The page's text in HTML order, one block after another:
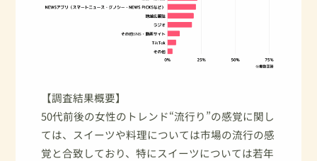
【調査結果概要】
50代前後の女性のトレンド“流行り”の感覚に関し
ては、スイーツや料理については市場の流行の感
覚と合致しており、特にスイーツについては若年